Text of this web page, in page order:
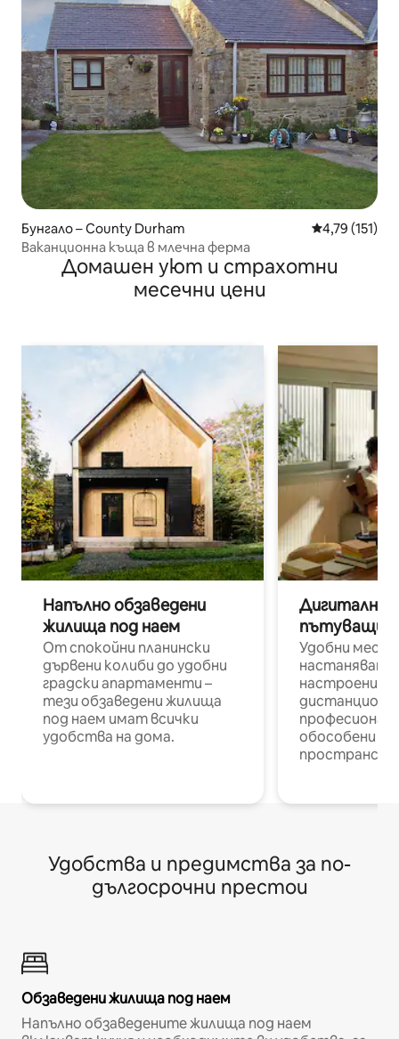
Бунгало – County Durham Средна
4,79 (151)
Ваканционна къща в млечна ферма
Домашен уют и страхотни
месечни цени
Напълно обзаведени
жилища под наем
От спокойни планински
дървени колиби до удобни
градски апартаменти –
тези обзаведени жилища
под наем имат всички
удобства на дома.
Дигитални
пътуващи
Удобни
настаняване
настроени и
обособени
Удобства и предимства за по-
дългосрочни престои
Обзаведени жилища под наем
Напълно обзаведените жилища под наем